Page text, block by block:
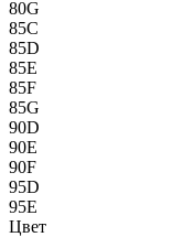
80G
85C
85D
85E
85F
85G
90D
90E
90F
95D
95E
Цвет